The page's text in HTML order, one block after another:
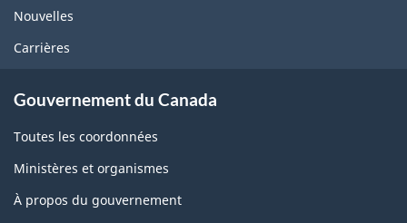
Nouvelles
Carrières
Gouvernement du Canada
Toutes les coordonnées
Ministères et organismes
À propos du gouvernement